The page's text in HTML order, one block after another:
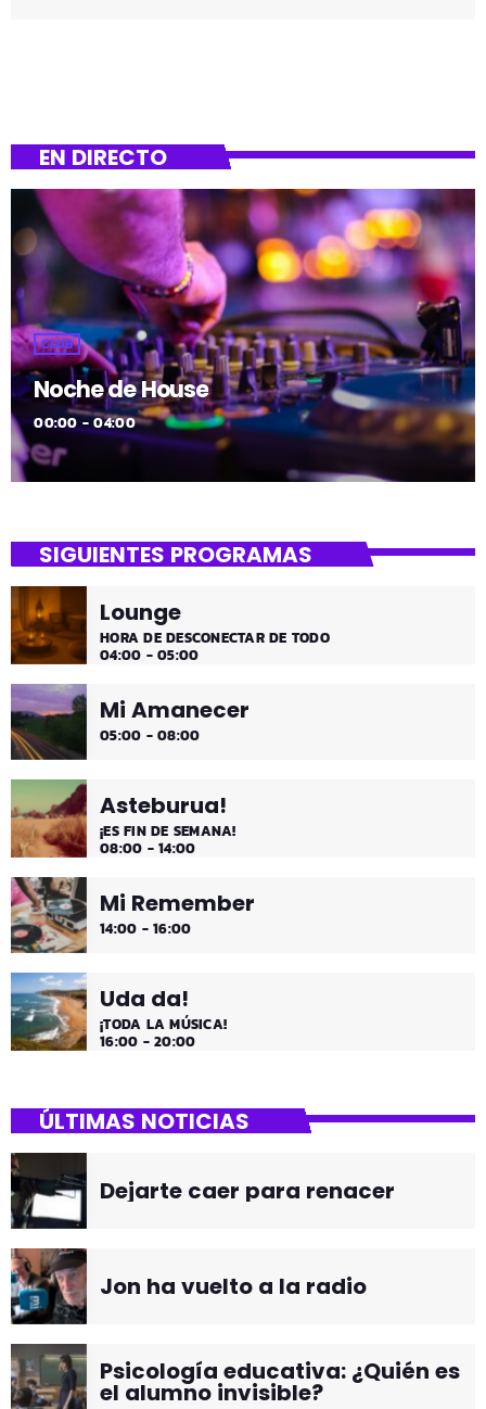
EN DIRECTO
CLUB
Noche de House
00:00 - 04:00
SIGUIENTES PROGRAMAS
Lounge
HORA DE DESCONECTAR DE TODO
04:00 - 05:00
Mi Amanecer
05:00 - 08:00
Asteburua!
¡ES FIN DE SEMANA!
08:00 - 14:00
Mi Remember
14:00 - 16:00
Uda da!
¡TODA LA MÚSICA!
16:00 - 20:00
ÚLTIMAS NOTICIAS
Dejarte caer para renacer
Jon ha vuelto a la radio
Psicología educativa: ¿Quién es
el alumno invisible?